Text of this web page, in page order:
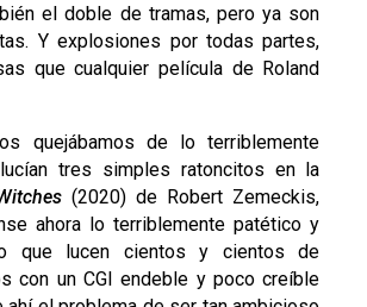
el doble de tramas, pero ya son
. Y explosiones por todas partes,
que cualquier película de Roland
quejábamos de lo terriblemente
tres simples ratoncitos en la
(2020) de Robert Zemeckis,
ahora lo terriblemente patético y
que lucen cientos y cientos de
con un CGI endeble y poco creíble